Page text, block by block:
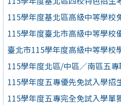
115學年度基北區高級中等學校
115學年度臺北市高級中等學校
臺北市115學年度高級中等學校
115學年度北區/中區／南區五
115學年度五專優先免試入學招
115學年度五專完全免試入學單